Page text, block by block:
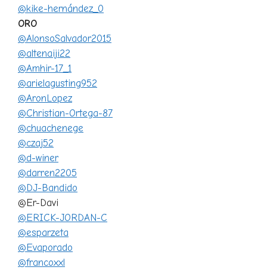
@kike-hernández_0
ORO
@AlonsoSalvador2015
@altenaiji22
@Amhir-17_1
@arielagusting952
@AronLopez
@Christian-Ortega-87
@chuachenege
@czaj52
@d-winer
@darren2205
@DJ-Bandido
@Er-Davi
@ERICK-JORDAN-C
@esparzeta
@Evaporado
@francoxxl